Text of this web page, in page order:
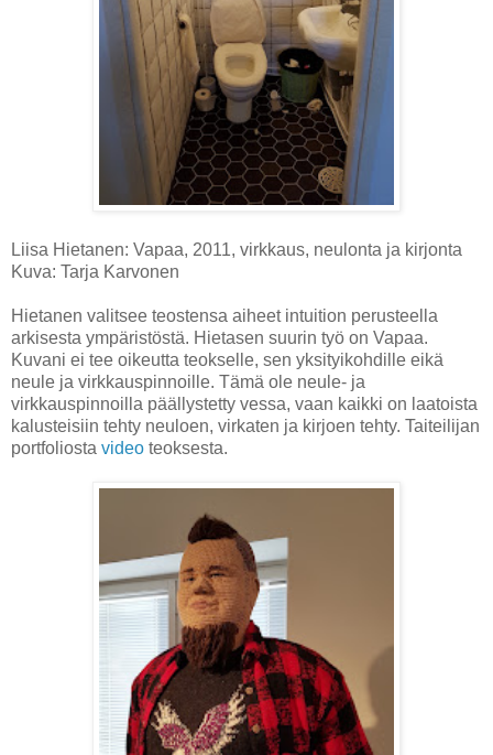
Liisa Hietanen: Vapaa, 2011, virkkaus, neulonta ja kirjonta
Kuva: Tarja Karvonen
Hietanen valitsee teostensa aiheet intuition perusteella
arkisesta ympäristöstä. Hietasen suurin työ on Vapaa.
Kuvani ei tee oikeutta teokselle, sen yksityikohdille eikä
neule ja virkkauspinnoille. Tämä ole neule- ja
virkkauspinnoilla päällystetty vessa, vaan kaikki on laatoista
kalusteisiin tehty neuloen, virkaten ja kirjoen tehty. Taiteilijan
portfoliosta video teoksesta.